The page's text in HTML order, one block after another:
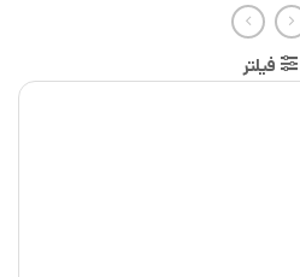
فیلتر